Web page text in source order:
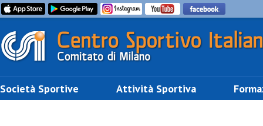
Società Sportive Attività Sportiva